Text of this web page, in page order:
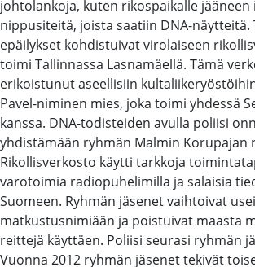
johtolankoja, kuten rikospaikalle
nippusiteitä, joista saatiin DNA-näytteitä.
epäilykset kohdistuivat virolaiseen
toimi Tallinnassa Lasnamäellä. Tämä
erikoistunut aseellisiin
Pavel-niminen mies, joka toimi yhdessä
kanssa. DNA-todisteiden avulla poliisi
yhdistämään ryhmän Malmin Korupajan
Rikollisverkosto käytti tarkkoja
varotoimia radiopuhelimilla ja salaisia
Suomeen. Ryhmän jäsenet vaihtoivat
matkustusnimiään ja poistuivat maasta
reittejä käyttäen. Poliisi seurasi ryhmän
Vuonna 2012 ryhmän jäsenet tekivät